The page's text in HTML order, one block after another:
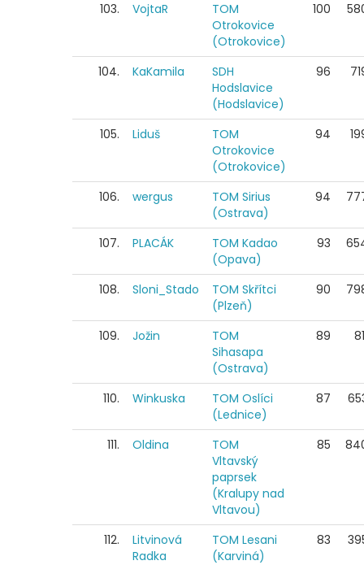
103. VojtaR
TOM
Otrokovice
(Otrokovice)
100
104. KaKamila
SDH
Hodslavice
(Hodslavice)
96
105. Liduš
TOM
Otrokovice
(Otrokovice)
94
106. wergus
TOM Sirius
(Ostrava)
94
107. PLACÁK
TOM Kadao
(Opava)
93
108. Sloni_Stado
TOM Skřítci
(Plzeň)
90
109. Jožin
TOM
Sihasapa
(Ostrava)
89
110. Winkuska
TOM Oslíci
(Lednice)
87
111. Oldina
TOM
Vltavský
paprsek
(Kralupy nad
Vltavou)
85
112.
Litvinová
Radka
TOM Lesani
(Karviná)
83